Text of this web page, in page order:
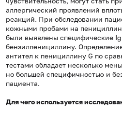
аллергический проявлений
реакций. При обследовании
кожными пробами на
были выявлены специфические
бензилпенициллину.
антител к пенициллину G по
тестами обладает несколько
но большей специфичностью и
пациента.
Для чего используется